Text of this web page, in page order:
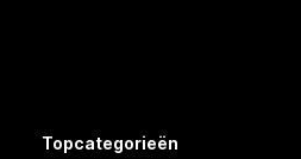
Topcategorieën